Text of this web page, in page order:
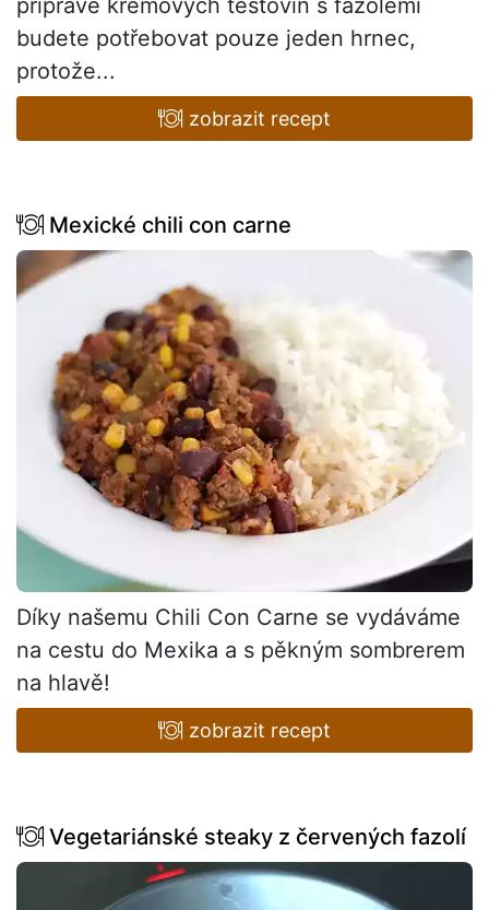
budete potřebovat pouze jeden hrnec,
protože...
zobrazit recept
Mexické chili con carne
Díky našemu Chili Con Carne se vydáváme
na cestu do Mexika a s pěkným sombrerem
na hlavě!
zobrazit recept
Vegetariánské steaky z červených fazolí